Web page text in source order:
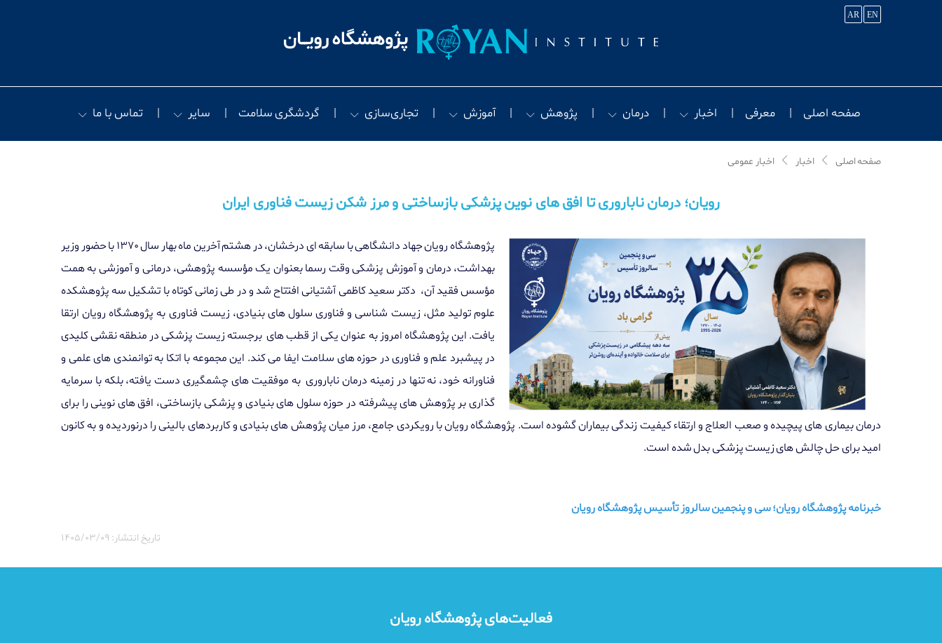
EN
AR
صفحه اصلی معرفی اخبار درمان پژوهش آموزش تجاری‌سازی گردشگری سلامت سایر تماس با ما
صفحه اصلی اخبار اخبار عمومی
رویان؛ درﻣﺎن ﻧﺎﺑﺎروری ﺗﺎ اﻓﻖ ﻫﺎی ﻧﻮﯾﻦ ﭘﺰﺷﮑﯽ ﺑﺎزﺳﺎﺧﺘﯽ و ﻣﺮز ﺷﮑﻦ زﯾﺴﺖ ﻓﻨﺎوری اﯾﺮان
پژوﻫﺸﮕﺎه روﯾﺎن ﺟﻬﺎد داﻧﺸﮕﺎﻫﯽ ﺑﺎ ﺳﺎﺑﻘﻪ ای درﺧﺸﺎن، در ﻫﺸﺘﻢ آﺧرین ﻣﺎه بهار ﺳﺎل ١٣٧٠ ﺑﺎ ﺣﻀﻮر وزیر
بهداﺷﺖ، درﻣﺎن و آﻣﻮزش پزﺷﮑﯽ وﻗﺖ رﺳﻤﺎ ﺑﻌﻨﻮان ﯾﮏ ﻣﺆﺳﺴﻪ پژوﻫﺸﯽ، درﻣﺎﻧﯽ و آﻣﻮزﺷﯽ ﺑﻪ ﻫﻤﺖ
ﻣﺆﺳﺲ ﻓﻘﯿﺪ آن، دﮐتر ﺳﻌﯿﺪ ﮐﺎﻇﻤﯽ آﺷتیاﻧﯽ اﻓﺘتاح ﺷﺪ و در ﻃﯽ زﻣﺎﻧﯽ ﮐﻮﺗﺎه ﺑﺎ ﺗﺸﮑﯿﻞ ﺳﻪ پژوﻫﺸﮑﺪه
ﻋﻠﻮم ﺗﻮﻟﯿﺪ ﻣﺜﻞ، زیست ﺷﻨﺎﺳﯽ و ﻓﻨﺎوری ﺳﻠﻮل ﻫﺎی ﺑﻨﯿﺎدی، زیست ﻓﻨﺎوری ﺑﻪ پژوﻫﺸﮕﺎه روﯾﺎن ارﺗﻘﺎ
ﯾﺎﻓﺖ. این پژوﻫﺸﮕﺎه امروز ﺑﻪ ﻋﻨﻮان ﯾﮑﯽ از ﻗﻄﺐ ﻫﺎی برﺟﺴﺘﻪ زیست پزﺷﮑﯽ در ﻣﻨﻄﻘﻪ ﻧﻘﺸﯽ ﮐﻠﯿﺪی
در پیشبرد ﻋﻠﻢ و ﻓﻨﺎوری در ﺣﻮزه ﻫﺎی ﺳﻼﻣﺖ اﯾﻔﺎ ﻣﯽ ﮐﻨﺪ. این ﻣﺠﻤﻮﻋﻪ ﺑﺎ اﺗﮑﺎ ﺑﻪ ﺗﻮاﻧﻤﻨﺪی ﻫﺎی ﻋﻠﻤﯽ و
ﻓﻨﺎوراﻧﻪ ﺧﻮد، ﻧﻪ ﺗﻨﻬﺎ در زﻣﯿﻨﻪ درﻣﺎن ﻧﺎﺑﺎروری ﺑﻪ ﻣﻮﻓﻘﯿﺖ ﻫﺎی ﭼﺸﻤﮕﯿری دﺳﺖ ﯾﺎﻓﺘﻪ، ﺑﻠﮑﻪ ﺑﺎ ﺳﺮﻣﺎﯾﻪ
ﮔﺬاری بر پژوﻫﺶ ﻫﺎی پیشرفته در ﺣﻮزه ﺳﻠﻮل ﻫﺎی ﺑﻨﯿﺎدی و پزﺷﮑﯽ ﺑﺎزﺳﺎﺧﺘﯽ، اﻓﻖ ﻫﺎی ﻧﻮﯾﻨﯽ را برای
درﻣﺎن بیماری ﻫﺎی پیچیده و ﺻﻌﺐ اﻟﻌﻼج و ارﺗﻘﺎء ﮐﯿﻔﯿﺖ زﻧﺪﮔﯽ بیماران ﮔﺸﻮده اﺳﺖ. پژوﻫﺸﮕﺎه روﯾﺎن ﺑﺎ روﯾﮑﺮدی ﺟﺎﻣﻊ، ﻣرز ﻣﯿﺎن پژوﻫﺶ ﻫﺎی ﺑﻨﯿﺎدی و ﮐﺎربردﻫﺎی ﺑﺎﻟﯿﻨﯽ را درﻧﻮردﯾﺪه و ﺑﻪ ﮐﺎﻧﻮن
اﻣﯿﺪ برای ﺣﻞ ﭼﺎﻟﺶ ﻫﺎی زیست پزشکی ﺑﺪل ﺷﺪه اﺳﺖ.
خبرنامه پژوهشگاه رویان؛ سی و پنجمین سالروز تأسیس پژوهشگاه رویان
تاریخ انتشار: ۱۴۰۵/۰۳/۰۹
فعالیت‌های پژوهشگاه رویان